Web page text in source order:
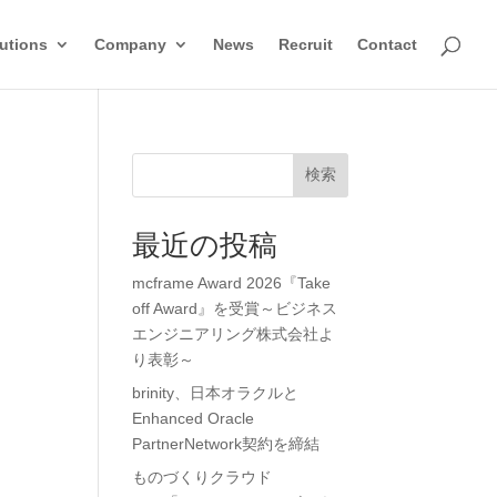
Company News Recruit Contact
検索
最近の投稿
mcframe Award 2026『Take
off Award』を受賞～ビジネス
エンジニアリング株式会社よ
り表彰～
brinity、日本オラクルと
Enhanced Oracle
PartnerNetwork契約を締結
ものづくりクラウド